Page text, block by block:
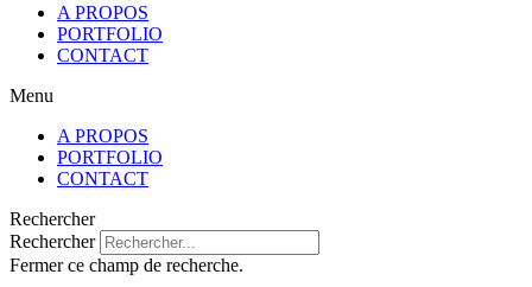
A PROPOS
PORTFOLIO
CONTACT
Menu
A PROPOS
PORTFOLIO
CONTACT
Rechercher
Rechercher
Fermer ce champ de recherche.